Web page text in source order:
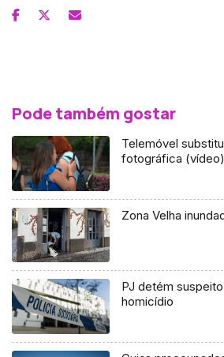
Pode também gostar
Telemóvel
fotográfica (vídeo)
Zona Velha
PJ detém
homicídio